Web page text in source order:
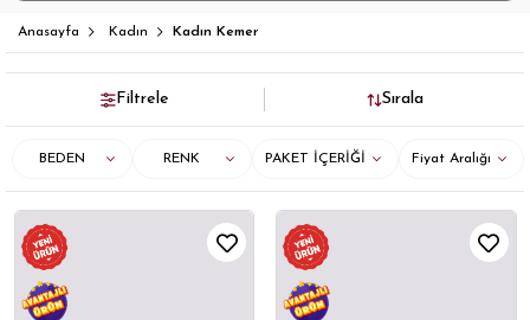
Anasayfa Kadın Kadın Kemer
Filtrele Sırala
BEDEN RENK PAKET İÇERİĞİ Fiyat Aralığı